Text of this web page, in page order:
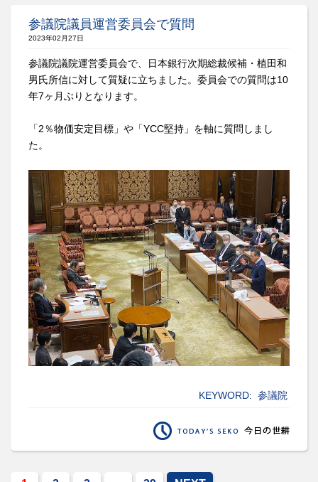
参議院議員運営委員会で質問
2023年02月27日
参議院議院運営委員会で、日本銀行次期総裁候補・植田和
男氏所信に対して質疑に立ちました。委員会での質問は10
年7ヶ月ぶりとなります。
「2％物価安定目標」や「YCC堅持」を軸に質問しまし
た。
KEYWORD: 参議院